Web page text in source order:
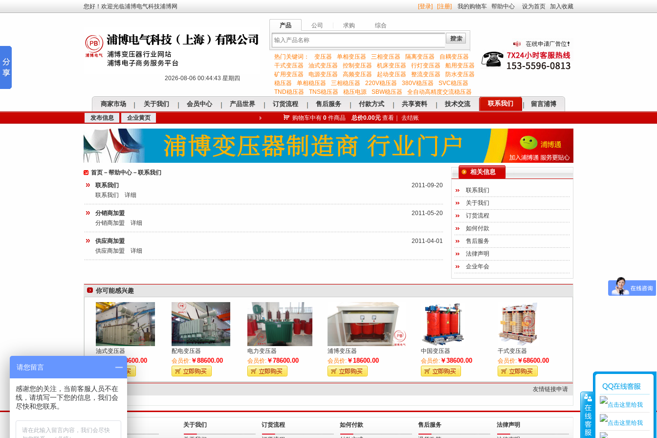
您好！欢迎光临浦博电气科技浦博网 [登录] [注册] 我的购物车 帮助中心 设为首页 加入收藏
2026-08-06 00:44:44 星期四
产品 公司 求购 综合
输热门关键词： 变压器 单相变压器 三相变压器 隔离变压器
自耦变压器
干式变压器
油式变压器 控制变压器 机床变压器 行灯变压器
船用变压器
矿用变压器
电源变压器 高频变压器 起动变压器 整流变压器
防水变压器
稳压器
单相稳压器 三相稳压器 220V稳压器 380V稳压器
SVC稳压器
TND稳压器
TNS稳压器 稳压电源 SBW稳压器 全自动高精度交流稳压器
商家市场 关于我们 会员中心 产品世界 订货流程 售后服务 付款方式 共享资料 技术交流 联系我们 留言浦博
发布信息 企业黄页 购物车中有 0 件商品 总价0.00元 查看 去结账
首页 －帮助中心－联系我们
联系我们
2011-09-20
联系我们 详细
分销商加盟
2011-05-20
分销商加盟 详细
供应商加盟
2011-04-01
供应商加盟 详细
相关信息
联系我们
关于我们
订货流程
如何付款
售后服务
法律声明
企业年会
你可能感兴趣
油式变压器
￥98600.00
配电变压器
会员价:￥88600.00
电力变压器
会员价: ￥78600.00
浦博变压器
会员价:￥18600.00
中国变压器
会员价: ￥38600.00
干式变压器
会员价:￥68600.00
友情链接 友情链接申请
关于我们 订货流程 如何付款 售后服务 法律声明
请您留言
感谢您的关注，当前客服人员不在
线，请填写一下您的信息，我们会
尽快和您联系。